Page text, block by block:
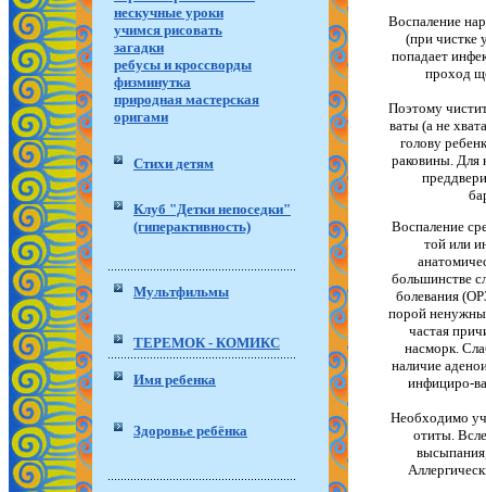
нескучные уроки
учимся рисовать
загадки
ребусы и кроссворды
физминутка
природная мастерская
оригами
Стихи детям
Клуб "Детки непоседки"
(гиперактивность)
Мультфильмы
ТЕРЕМОК - КОМИКС
Имя ребенка
Здоровье ребёнка
Воспаление
(при чистке
попадает
проход
Поэтому
ваты (а не
голову
раковины. Для
Воспаление
той или
большинстве
болевания
порой
частая
насморк.
наличие
инфициро-
Необходимо
отиты.